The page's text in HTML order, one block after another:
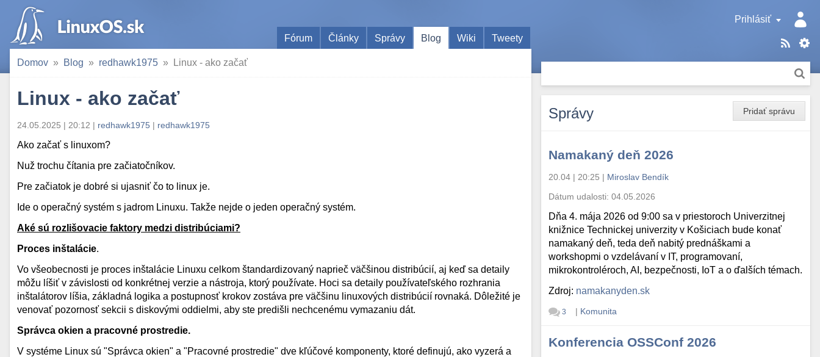
Prihlásiť
Fórum
Články Správy Blog Wiki Tweety
Domov Blog redhawk1975 Linux - ako začať
Linux - ako začať
24.05.2025 | 20:12 | redhawk1975 | redhawk1975
Ako začať s linuxom?
Nuž trochu čítania pre začiatočníkov.
Pre začiatok je dobré si ujasniť čo to linux je.
Ide o operačný systém s jadrom Linuxu. Takže nejde o jeden operačný systém.
Aké sú rozlišovacie faktory medzi distribúciami?
Proces inštalácie.
Vo všeobecnosti je proces inštalácie Linuxu celkom štandardizovaný naprieč väčšinou distribúcií, aj keď sa detaily
môžu líšiť v závislosti od konkrétnej verzie a nástroja, ktorý používate. Hoci sa detaily používateľského rozhrania
inštalátorov líšia, základná logika a postupnosť krokov zostáva pre väčšinu linuxových distribúcií rovnaká. Dôležité je
venovať pozornosť sekcii s diskovými oddielmi, aby ste predišli nechcenému vymazaniu dát.
Správca okien a pracovné prostredie.
V systéme Linux sú "Správca okien" a "Pracovné prostredie" dve kľúčové komponenty, ktoré definujú, ako vyzerá a
Pridať správu
Správy
Namakaný deň 2026
20.04 | 20:25 | Miroslav Bendík
Dátum udalosti:04.05.2026
Dňa 4. mája 2026 od 9:00 sa v priestoroch Univerzitnej
knižnice Technickej univerzity v Košiciach bude konať
namakaný deň, teda deň nabitý prednáškami a
workshopmi o vzdelávaní v IT, programovaní,
mikrokontroléroch, AI, bezpečnosti, IoT a o ďalších témach.
Zdroj: namakanyden.sk
3 | Komunita
Konferencia OSSConf 2026